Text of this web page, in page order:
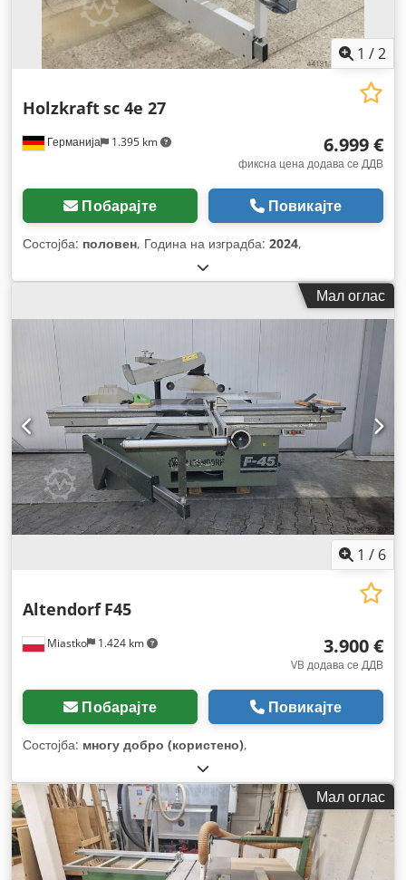
1 /2
Германија 1.395 km
Holzkraftsc 4e 27
6.999 €
фиксна цена додава се ДДВ
Побарајте Повикајте
Состојба: половен, Година на изградба: 2024,
Мал оглас
1 / 6
Miastko 1.424 km
Altendorf F45
3.900 €
VB додава се ДДВ
Побарајте Повикајте
Состојба: многу добро (користено),
Мал оглас